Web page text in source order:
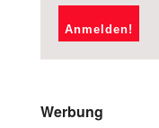
Werbung